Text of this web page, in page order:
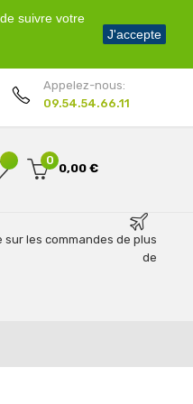
suivre votre
J'accepte
Bienvenue !
Mon compte
Appelez-nous:
09.54.54.66.11
0
0,00 €
les commandes de plus
de